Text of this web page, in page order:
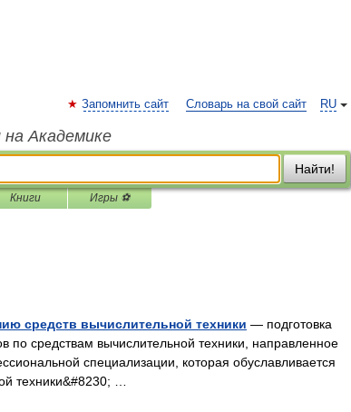
RU
Запомнить сайт Словарь на свой сайт
на Академике
Найти!
Книги Игры ⚽
средств вычислительной техники — подготовка
по средствам вычислительной техники, направленное
специализации, которая обуславливается
техники&#8230; …